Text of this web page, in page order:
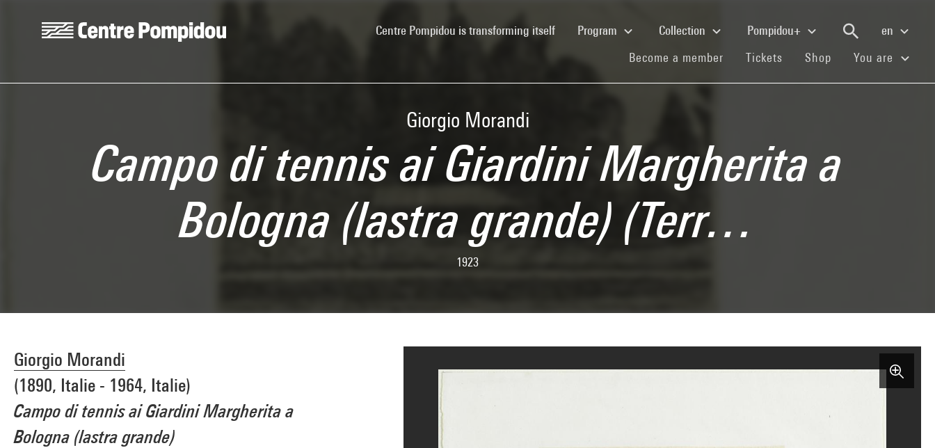
Centre Pompidou is transforming itself(current)Program Collection Pompidou+
en
Become a member (current)
Tickets (current)
Shop (current)You are
Giorgio Morandi
Campo di tennis ai Giardini Margherita a
Bologna (lastra grande) (Terr…
1923
Giorgio Morandi
(1890, Italie - 1964, Italie)
Campo di tennis ai Giardini Margherita a
Bologna (lastra grande)